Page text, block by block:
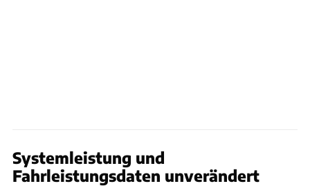
Systemleistung und
Fahrleistungsdaten unverändert